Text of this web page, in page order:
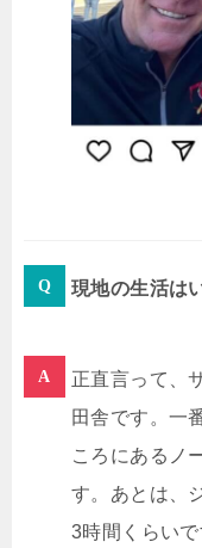
現地の生活は
正直言って、
田舎です。一
ころにあるノ
す。あとは、
3時間くらい